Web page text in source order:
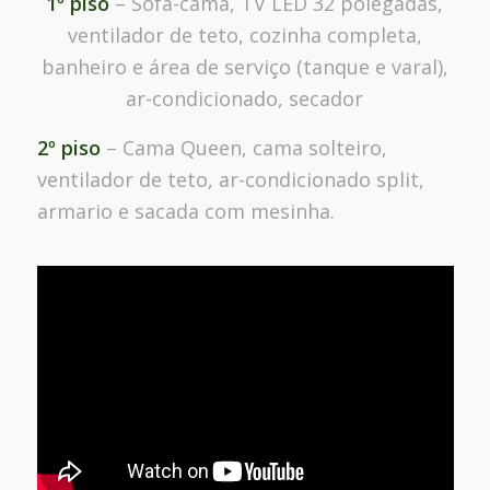
ventilador de teto, cozinha completa,
banheiro e área de serviço (tanque e varal),
ar-condicionado, secador
2º piso – Cama Queen, cama solteiro,
ventilador de teto, ar-condicionado split,
armario e sacada com mesinha.